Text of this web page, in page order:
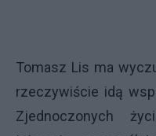
Tomasz Lis ma
rzeczywiście idą
Zjednoczonych